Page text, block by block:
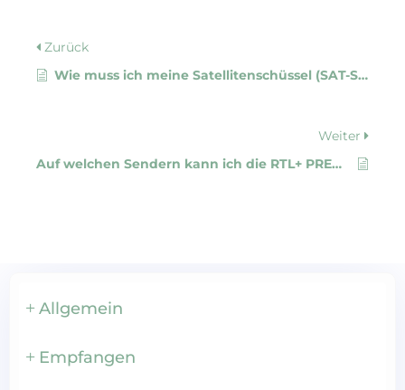
Allgemein
Empfangen
Zurück
Wie muss ich meine Satellitenschüssel (SAT-Schüssel) in Österreich ausrichten?
Weiter
Auf welchen Sendern kann ich die RTL+ PREMIUM HbbTV App nutzen?